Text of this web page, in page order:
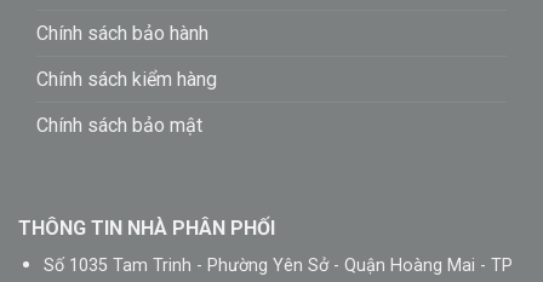
Chính sách bảo hành
Chính sách kiểm hàng
Chính sách bảo mật
THÔNG TIN NHÀ PHÂN PHỐI
Số 1035 Tam Trinh - Phường Yên Sở - Quận Hoàng Mai - TP